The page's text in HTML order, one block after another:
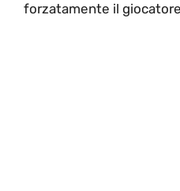
forzatamente il